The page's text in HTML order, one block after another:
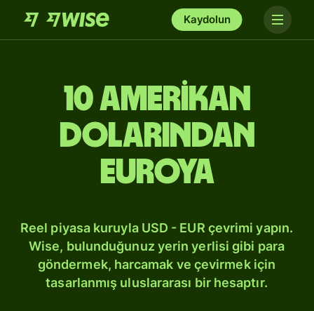
Kaydolun
10 Amerikan
dolarından
Euroya
Reel piyasa kuruyla USD - EUR çevrimi yapın.
Wise, bulunduğunuz yerin yerlisi gibi para
göndermek, harcamak ve çevirmek için
tasarlanmış uluslararası bir hesaptır.